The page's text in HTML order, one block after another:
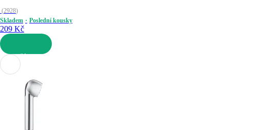
(2928)
Skladem
Poslední kousky
209 Kč
DO KOŠÍKU